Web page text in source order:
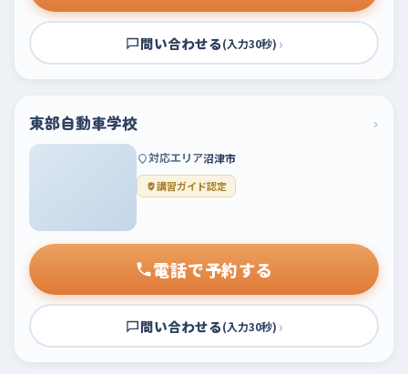
問い合わせる(入力30秒) ›
東部自動車学校 ›
対応エリア沼津市
講習ガイド認定
電話で予約する
問い合わせる(入力30秒) ›